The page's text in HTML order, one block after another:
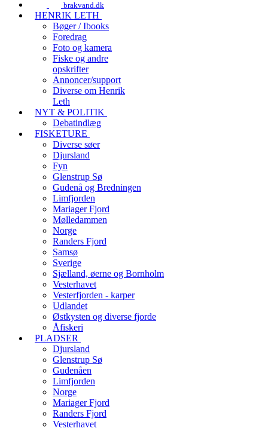
brakvand.dk
HENRIK LETH
Bøger / Ibooks
Foredrag
Foto og kamera
Fiske og andre
opskrifter
Annoncer/support
Diverse om Henrik
Leth
NYT & POLITIK
Debatindlæg
FISKETURE
Diverse søer
Djursland
Fyn
Glenstrup Sø
Gudenå og Bredningen
Limfjorden
Mariager Fjord
Mølledammen
Norge
Randers Fjord
Samsø
Sverige
Sjælland, øerne og Bornholm
Vesterhavet
Vesterfjorden - karper
Udlandet
Østkysten og diverse fjorde
Åfiskeri
PLADSER
Djursland
Glenstrup Sø
Gudenåen
Limfjorden
Norge
Mariager Fjord
Randers Fjord
Vesterhavet